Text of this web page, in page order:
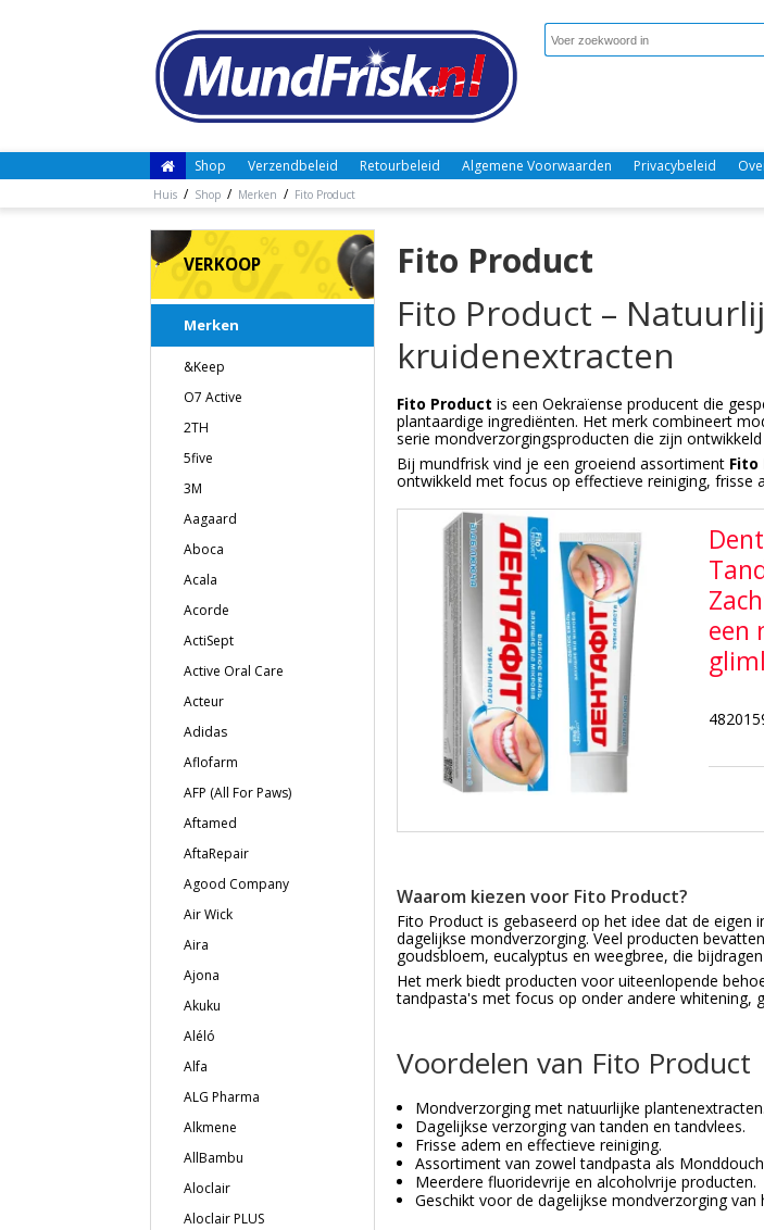
Shop Verzendbeleid Retourbeleid Algemene Voorwaarden Privacybeleid
Huis / Shop / Merken / Fito Product
VERKOOP
Merken
&Keep
O7 Active
2TH
5five
3M
Aagaard
Aboca
Acala
Acorde
ActiSept
Active Oral Care
Acteur
Adidas
Aflofarm
AFP (All For Paws)
Aftamed
AftaRepair
Agood Company
Air Wick
Aira
Ajona
Akuku
Aléló
Alfa
ALG Pharma
Alkmene
AllBambu
Aloclair
Aloclair PLUS
Fito Product
Fito Product –
kruidenextracten
Fito Product is een Oekraïense producent die
plantaardige ingrediënten. Het merk combineert
serie mondverzorgingsproducten die zijn
Bij mundfrisk vind je een groeiend assortiment Fito
ontwikkeld met focus op effectieve reiniging, frisse
een
Waarom kiezen voor Fito Product?
Fito Product is gebaseerd op het idee dat de eigen
dagelijkse mondverzorging. Veel producten
goudsbloem, eucalyptus en weegbree, die
Het merk biedt producten voor uiteenlopende
tandpasta's met focus op onder andere whitening,
Voordelen van Fito Product
Mondverzorging met natuurlijke plantenextracten.
Dagelijkse verzorging van tanden en tandvlees.
Frisse adem en effectieve reiniging.
Assortiment van zowel tandpasta als
Meerdere fluoridevrije en alcoholvrije producten.
Geschikt voor de dagelijkse mondverzorging van